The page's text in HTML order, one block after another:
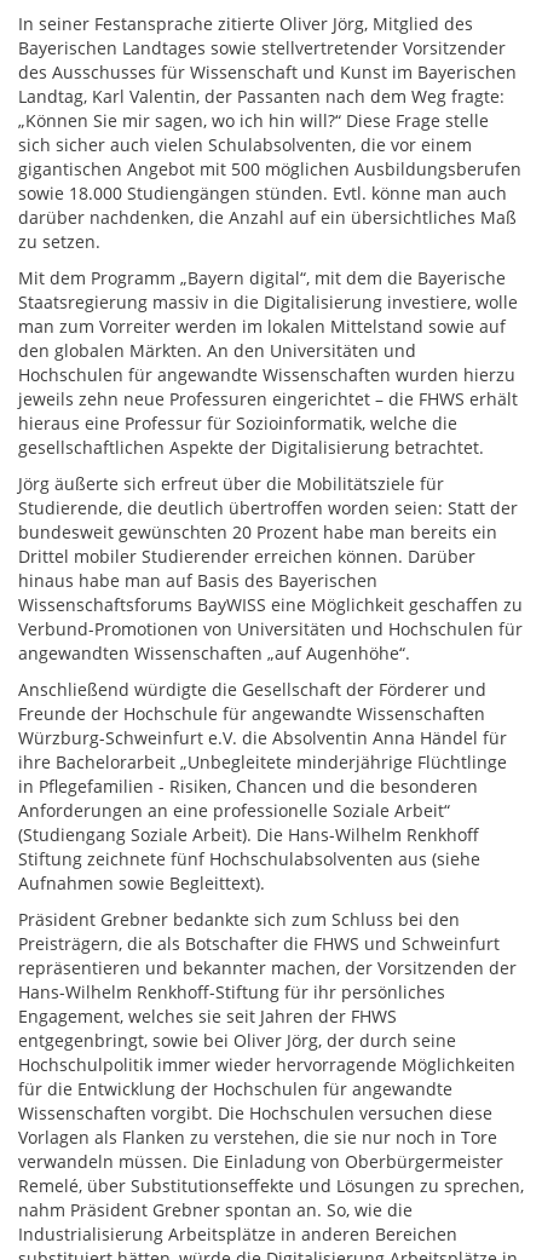
In seiner Festansprache zitierte Oliver Jörg, Mitglied des
Bayerischen Landtages sowie stellvertretender Vorsitzender
des Ausschusses für Wissenschaft und Kunst im Bayerischen
Landtag, Karl Valentin, der Passanten nach dem Weg fragte:
„Können Sie mir sagen, wo ich hin will?“ Diese Frage stelle
sich sicher auch vielen Schulabsolventen, die vor einem
gigantischen Angebot mit 500 möglichen Ausbildungsberufen
sowie 18.000 Studiengängen stünden. Evtl. könne man auch
darüber nachdenken, die Anzahl auf ein übersichtliches Maß
zu setzen.
Mit dem Programm „Bayern digital“, mit dem die Bayerische
Staatsregierung massiv in die Digitalisierung investiere, wolle
man zum Vorreiter werden im lokalen Mittelstand sowie auf
den globalen Märkten. An den Universitäten und
Hochschulen für angewandte Wissenschaften wurden hierzu
jeweils zehn neue Professuren eingerichtet – die FHWS erhält
hieraus eine Professur für Sozioinformatik, welche die
gesellschaftlichen Aspekte der Digitalisierung betrachtet.
Jörg äußerte sich erfreut über die Mobilitätsziele für
Studierende, die deutlich übertroffen worden seien: Statt der
bundesweit gewünschten 20 Prozent habe man bereits ein
Drittel mobiler Studierender erreichen können. Darüber
hinaus habe man auf Basis des Bayerischen
Wissenschaftsforums BayWISS eine Möglichkeit geschaffen zu
Verbund-Promotionen von Universitäten und Hochschulen für
angewandten Wissenschaften „auf Augenhöhe“.
Anschließend würdigte die Gesellschaft der Förderer und
Freunde der Hochschule für angewandte Wissenschaften
Würzburg-Schweinfurt e.V. die Absolventin Anna Händel für
ihre Bachelorarbeit „Unbegleitete minderjährige Flüchtlinge
in Pflegefamilien - Risiken, Chancen und die besonderen
Anforderungen an eine professionelle Soziale Arbeit“
(Studiengang Soziale Arbeit). Die Hans-Wilhelm Renkhoff
Stiftung zeichnete fünf Hochschulabsolventen aus (siehe
Aufnahmen sowie Begleittext).
Präsident Grebner bedankte sich zum Schluss bei den
Preisträgern, die als Botschafter die FHWS und Schweinfurt
repräsentieren und bekannter machen, der Vorsitzenden der
Hans-Wilhelm Renkhoff-Stiftung für ihr persönliches
Engagement, welches sie seit Jahren der FHWS
entgegenbringt, sowie bei Oliver Jörg, der durch seine
Hochschulpolitik immer wieder hervorragende Möglichkeiten
für die Entwicklung der Hochschulen für angewandte
Wissenschaften vorgibt. Die Hochschulen versuchen diese
Vorlagen als Flanken zu verstehen, die sie nur noch in Tore
verwandeln müssen. Die Einladung von Oberbürgermeister
Remelé, über Substitutionseffekte und Lösungen zu sprechen,
nahm Präsident Grebner spontan an. So, wie die
Industrialisierung Arbeitsplätze in anderen Bereichen